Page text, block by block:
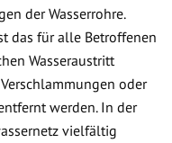
der Wasserrohre.
das für alle Betroffenen
Wasseraustritt
oder
werden. In der
vielfältig